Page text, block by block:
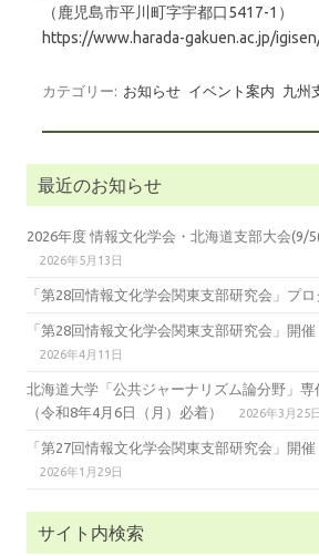
（鹿児島市平川町字宇都口5417-1）
https://www.harada-gakuen.ac.jp/
カテゴリー: お知らせ イベント案内 九州
最近のお知らせ
2026年度 情報文化学会・北海道支部大会(9/
2026年5月13日
「第28回情報文化学会関東支部研究会」プロ
「第28回情報文化学会関東支部研究会」開
2026年4月11日
北海道大学「公共ジャーナリズム論分野」
（令和8年4月6日（月）必着）
2026年3月25日
「第27回情報文化学会関東支部研究会」開
2026年1月29日
サイト内検索